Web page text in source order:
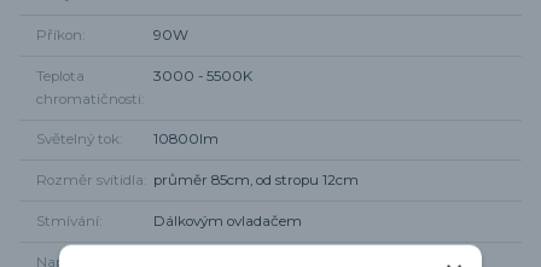
Příkon 90W
Teplota
chromatičnosti
3000 - 5500K
Světelný tok 10800lm
Rozměr svítidla průměr 85cm, od stropu 12cm
Stmívání Dálkovým ovladačem
Napájení